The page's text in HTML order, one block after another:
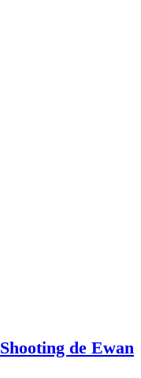
Shooting de Ewan